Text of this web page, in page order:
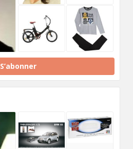
S’abonner